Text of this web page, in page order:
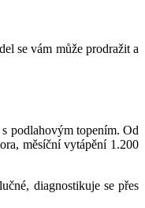
se vám může prodražit a
podlahovým topením. Od
měsíční vytápění 1.200
diagnostikuje se přes